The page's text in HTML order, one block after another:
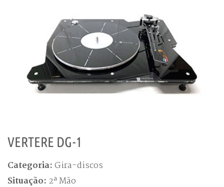
VERTERE DG-1
Categoria: Gira-discos
Situação: 2ª Mão